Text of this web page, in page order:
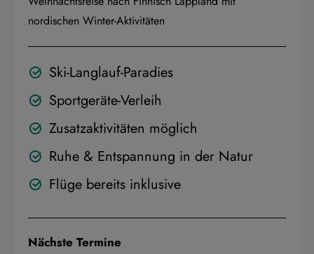
nordischen Winter-Aktivitäten
Ski-Langlauf-Paradies
Sportgeräte-Verleih
Zusatzaktivitäten möglich
Ruhe & Entspannung in der Natur
Flüge bereits inklusive
Nächste Termine